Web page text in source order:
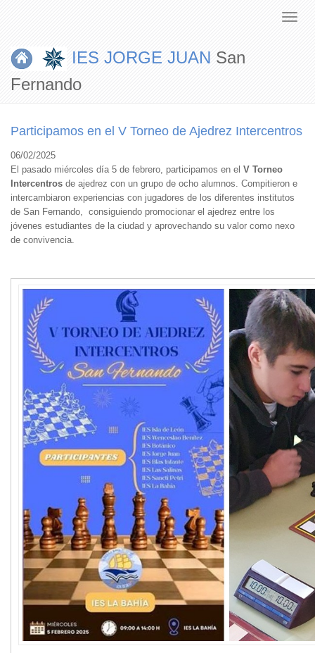
IES JORGE JUAN San
Fernando
Participamos en el V Torneo de Ajedrez Intercentros
06/02/2025
El pasado miércoles día 5 de febrero, participamos en el V Torneo
Intercentros de ajedrez con un grupo de ocho alumnos. Compitieron e
intercambiaron experiencias con jugadores de los diferentes institutos
de San Fernando, consiguiendo promocionar el ajedrez entre los
jóvenes estudiantes de la ciudad y aprovechando su valor como nexo
de convivencia.